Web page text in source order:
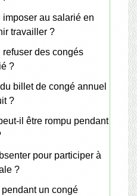
au salarié en
travailler ?
des congés
?
billet de congé annuel
?
il être rompu pendant
pour participer à
?
un congé